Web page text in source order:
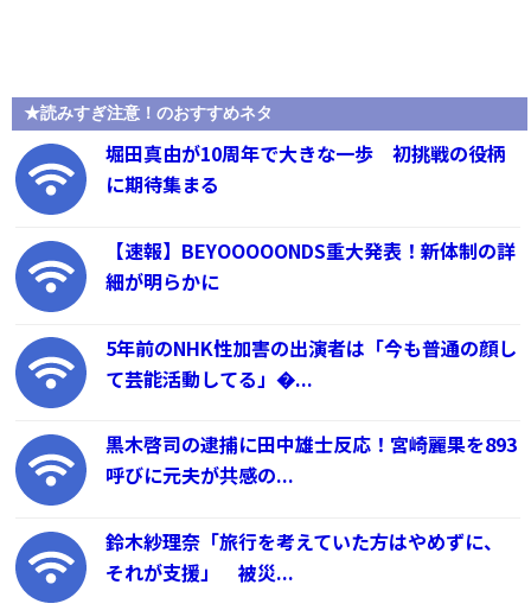
★読みすぎ注意！のおすすめネタ
堀田真由が10周年で大きな一歩 初挑戦の役柄
に期待集まる
【速報】BEYOOOOONDS重大発表！新体制の詳
細が明らかに
5年前のNHK性加害の出演者は「今も普通の顔し
て芸能活動してる」�...
黒木啓司の逮捕に田中雄士反応！宮崎麗果を893
呼びに元夫が共感の...
鈴木紗理奈「旅行を考えていた方はやめずに、
それが支援」 被災...